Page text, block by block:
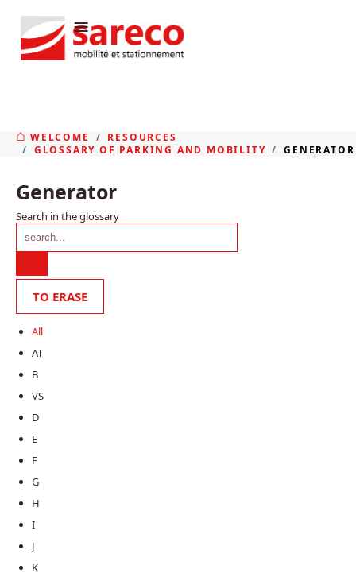
≡
WELCOME
RESOURCES
GLOSSARY OF PARKING AND MOBILITY
GENERATOR
Generator
Search in the glossary
All
AT
B
VS
D
E
F
G
H
I
J
K